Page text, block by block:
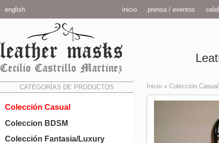
english inicio prensa / eventos
CATEGORÍAS DE PRODUCTOS
Colección Casual
Coleccion BDSM
Colección Fantasia/Luxury
Inicio » Colección Casual